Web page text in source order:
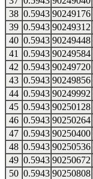
38 0.5943 90249176
39 0.5943 90249312
40 0.5943 90249448
41
0.5943 90249584
42 0.5943 90249720
43 0.5943 90249856
44 0.5943 90249992
45 0.5943 90250128
46 0.5943 90250264
47 0.5943 90250400
48 0.5943 90250536
49 0.5943 90250672
50 0.5943 90250808